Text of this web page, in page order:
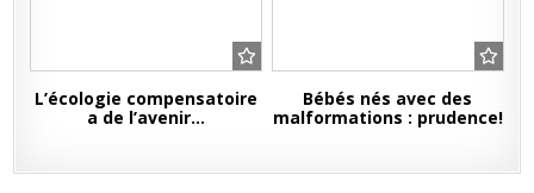
L’écologie compensatoire
a de l’avenir…
Bébés nés avec des
malformations : prudence!